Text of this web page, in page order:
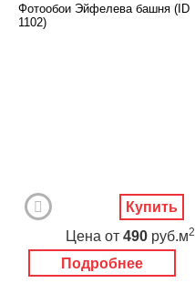
Фотообои Эйфелева башня (ID
1102)
Подробнее
Цена от 490 руб.м2
Купить